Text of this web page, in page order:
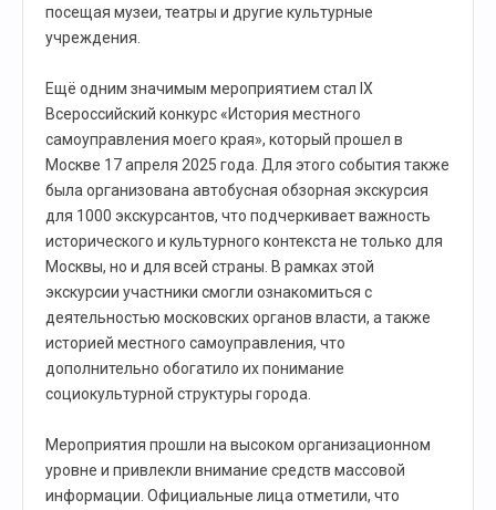
посещая музеи, театры и другие культурные
учреждения.
Ещё одним значимым мероприятием стал IX
Всероссийский конкурс «История местного
самоуправления моего края», который прошел в
Москве 17 апреля 2025 года. Для этого события также
была организована автобусная обзорная экскурсия
для 1000 экскурсантов, что подчеркивает важность
исторического и культурного контекста не только для
Москвы, но и для всей страны. В рамках этой
экскурсии участники смогли ознакомиться с
деятельностью московских органов власти, а также
историей местного самоуправления, что
дополнительно обогатило их понимание
социокультурной структуры города.
Мероприятия прошли на высоком организационном
уровне и привлекли внимание средств массовой
информации. Официальные лица отметили, что